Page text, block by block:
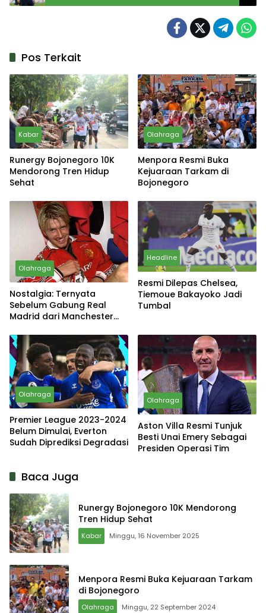
Pos Terkait
Kabar
Runergy Bojonegoro 10K
Mendorong Tren Hidup
Sehat
Olahraga
Menpora Resmi Buka
Kejuaraan Tarkam di
Bojonegoro
Olahraga
Nostalgia: Ternyata
Sebelum Gabung Real
Madrid dari Manchester
Hampir Gabung Sang Rival
Headline
Resmi Dilepas Chelsea,
Tiemoue Bakayoko Jadi
Tumbal
Olahraga
Premier League 2023-2024
Belum Dimulai, Everton
Sudah Diprediksi Degradasi
Olahraga
Aston Villa Resmi Tunjuk
Besti Unai Emery Sebagai
Presiden Operasi Tim
Baca Juga
Runergy Bojonegoro 10K Mendorong
Tren Hidup Sehat
Kabar Minggu, 16 November 2025
Menpora Resmi Buka Kejuaraan Tarkam
di Bojonegoro
Olahraga Minggu, 22 September 2024